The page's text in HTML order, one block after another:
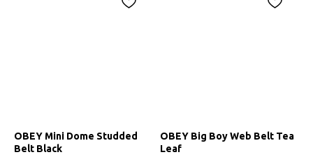
OBEY Mini Dome Studded
Belt Black
OBEY Big Boy Web Belt Tea
Leaf